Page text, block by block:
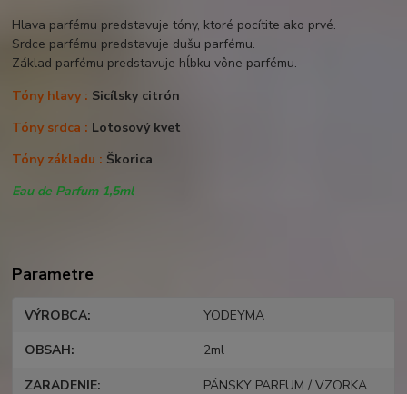
Hlava parfému predstavuje tóny, ktoré pocítite ako prvé.
Srdce parfému predstavuje dušu parfému.
Základ parfému predstavuje hĺbku vône parfému.
Tóny hlavy : Sicílsky citrón
Tóny srdca : Lotosový kvet
Tóny základu : Škorica
Eau de Parfum 1,5ml
Parametre
VÝROBCA YODEYMA
OBSAH 2ml
ZARADENIE PÁNSKY PARFUM / VZORKA